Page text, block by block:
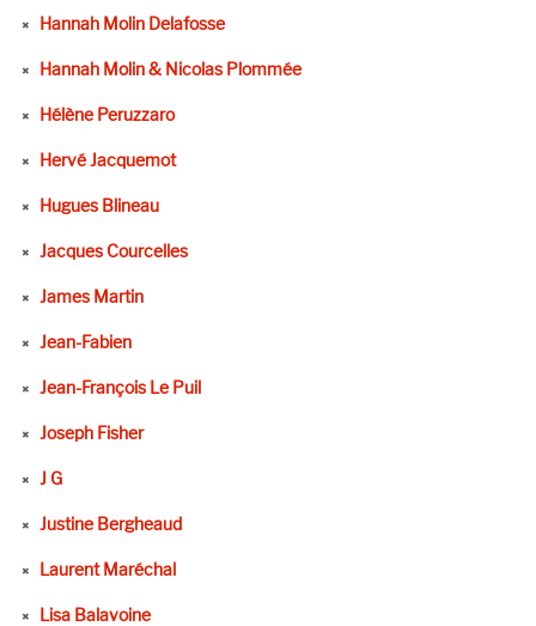
Hannah Molin Delafosse
Hannah Molin & Nicolas Plommée
Hélène Peruzzaro
Hervé Jacquemot
Hugues Blineau
Jacques Courcelles
James Martin
Jean-Fabien
Jean-François Le Puil
Joseph Fisher
J G
Justine Bergheaud
Laurent Maréchal
Lisa Balavoine